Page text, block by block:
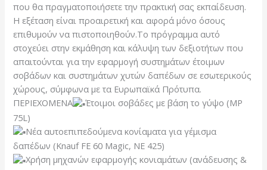
που θα πραγματοποιήσετε την πρακτική σας εκπαίδευση.
Η εξέταση είναι προαιρετική και αφορά μόνο όσους
επιθυμούν να πιστοποιηθούν.Το πρόγραμμα αυτό
στοχεύει στην εκμάθηση και κάλυψη των δεξιοτήτων που
απαιτούνται για την εφαρμογή συστημάτων έτοιμων
σοβάδων και συστημάτων χυτών δαπέδων σε εσωτερικούς
χώρους, σύμφωνα με τα Ευρωπαϊκά Πρότυπα.
ΠΕΡΙΕΧΟΜΕΝΑ
Έτοιμοι σοβάδες με βάση το γύψο (ΜP
75L)
Νέα αυτοεπιπεδούμενα κονίαματα για γέμισμα
δαπέδων (Knauf FE 60 Magic, ΝΕ 425)
Χρήση μηχανών εφαρμογής κονιαμάτων (ανάδευσης &